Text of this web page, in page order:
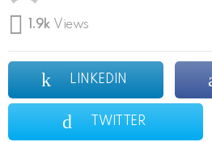
1.9k Views
LINKEDIN
TWITTER